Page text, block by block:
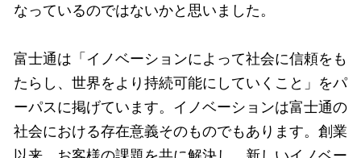
なっているのではないかと思いました。
富士通は「イノベーションによって社会に信頼をも
たらし、世界をより持続可能にしていくこと」をパ
ーパスに掲げています。イノベーションは富士通の
社会における存在意義そのものでもあります。創業